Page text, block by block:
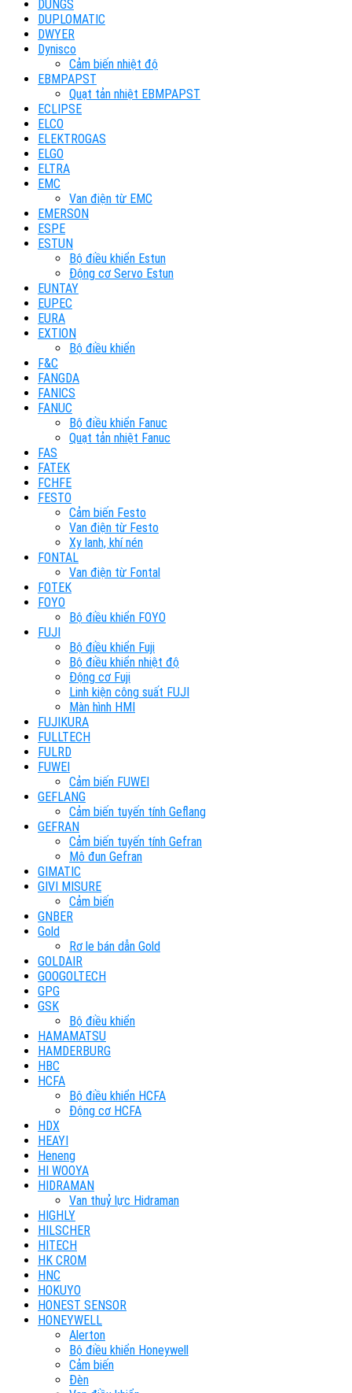
DUNGS
DUPLOMATIC
DWYER
Dynisco
Cảm biến nhiệt độ
EBMPAPST
Quạt tản nhiệt EBMPAPST
ECLIPSE
ELCO
ELEKTROGAS
ELGO
ELTRA
EMC
Van điện từ EMC
EMERSON
ESPE
ESTUN
Bộ điều khiển Estun
Động cơ Servo Estun
EUNTAY
EUPEC
EURA
EXTION
Bộ điều khiển
F&C
FANGDA
FANICS
FANUC
Bộ điều khiển Fanuc
Quạt tản nhiệt Fanuc
FAS
FATEK
FCHFE
FESTO
Cảm biến Festo
Van điện từ Festo
Xy lanh, khí nén
FONTAL
Van điện từ Fontal
FOTEK
FOYO
Bộ điều khiển FOYO
FUJI
Bộ điều khiển Fuji
Bộ điều khiển nhiệt độ
Động cơ Fuji
Linh kiện công suất FUJI
Màn hình HMI
FUJIKURA
FULLTECH
FULRD
FUWEI
Cảm biến FUWEI
GEFLANG
Cảm biến tuyến tính Geflang
GEFRAN
Cảm biến tuyến tính Gefran
Mô đun Gefran
GIMATIC
GIVI MISURE
Cảm biến
GNBER
Gold
Rơ le bán dẫn Gold
GOLDAIR
GOOGOLTECH
GPG
GSK
Bộ điều khiển
HAMAMATSU
HAMDERBURG
HBC
HCFA
Bộ điều khiển HCFA
Động cơ HCFA
HDX
HEAYI
Heneng
HI WOOYA
HIDRAMAN
Van thuỷ lực Hidraman
HIGHLY
HILSCHER
HITECH
HK CROM
HNC
HOKUYO
HONEST SENSOR
HONEYWELL
Alerton
Bộ điều khiển Honeywell
Cảm biến
Đèn